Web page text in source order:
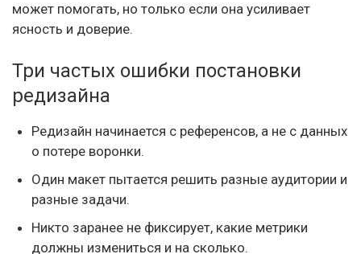
может помогать, но только если она усиливает
ясность и доверие.
Три частых ошибки постановки
редизайна
Редизайн начинается с референсов, а не с данных
о потере воронки.
Один макет пытается решить разные аудитории и
разные задачи.
Никто заранее не фиксирует, какие метрики
должны измениться и на сколько.